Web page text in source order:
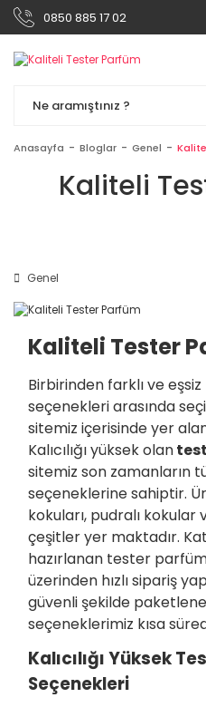
0850 885 17 02
Anasayfa Bloglar Genel
Kaliteli
Genel
Kaliteli Tester
Birbirinden farklı ve
seçenekleri arasında
sitemiz içerisinde yer
Kalıcılığı yüksek olan
sitemiz son zamanların
seçeneklerine sahiptir.
kokuları, pudralı
çeşitler yer maktadır.
hazırlanan tester
üzerinden hızlı sipariş
güvenli şekilde
seçeneklerimiz kısa
Kalıcılığı Yüksek
Seçenekleri